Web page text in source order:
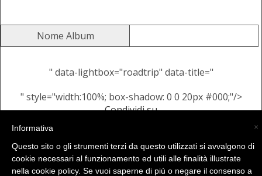
Nome Album
" data-lightbox="roadtrip" data-title="
" style="width:100%; box-shadow: 0 0 20px #000;"/>
Condividi su
Alcune Immagini Casuali dallo
stesso Album
×
Informativa
Questo sito o gli strumenti terzi da questo utilizzati si avvalgono di
cookie necessari al funzionamento ed utili alle finalità illustrate
nella cookie policy. Se vuoi saperne di più o negare il consenso a